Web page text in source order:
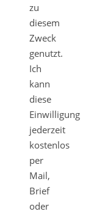
zu
diesem
Zweck
genutzt.
Ich
kann
diese
Einwilligung
jederzeit
kostenlos
per
Mail,
Brief
oder